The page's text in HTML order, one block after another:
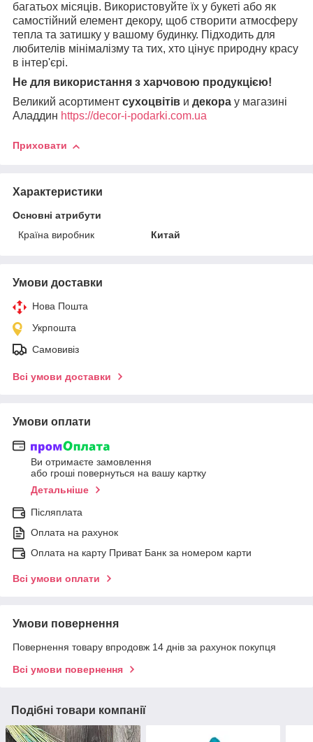
багатьох місяців. Використовуйте їх у букеті або як
самостійний елемент декору, щоб створити атмосферу
тепла та затишку у вашому будинку. Підходить для
любителів мінімалізму та тих, хто цінує природну красу
в інтер'єрі.
Не для використання з харчовою продукцією!
Великий асортимент сухоцвітів и декора у магазині
Аладдин https://decor-i-podarki.com.ua
Приховати
Характеристики
Основні атрибути
Країна виробник
Китай
Умови доставки
Нова Пошта
Укрпошта
Самовивіз
Всі умови доставки
Умови оплати
Ви отримаєте замовлення
або гроші повернуться на вашу картку
Детальніше
Післяплата
Оплата на рахунок
Оплата на карту Приват Банк за номером карти
Всі умови оплати
Умови повернення
Повернення товару впродовж 14 днів за рахунок покупця
Всі умови повернення
Подібні товари компанії